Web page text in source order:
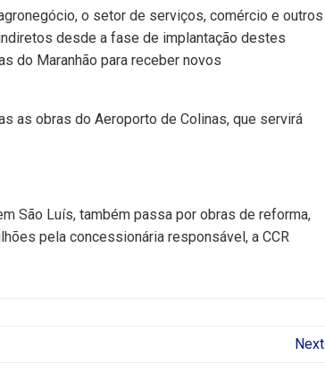
o setor de serviços, comércio e outros
desde a fase de implantação destes
do Maranhão para receber novos
as obras do Aeroporto de Colinas, que servirá
São Luís, também passa por obras de reforma,
pela concessionária responsável, a CCR
Next